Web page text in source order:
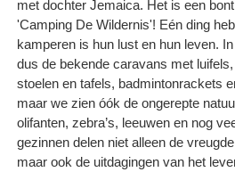
met dochter Jemaica. Het is een
'Camping De Wildernis'! Eén ding
kamperen is hun lust en hun leven.
dus de bekende caravans met
stoelen en tafels, badmintonrackets
maar we zien óók de ongerepte
olifanten, zebra’s, leeuwen en nog
gezinnen delen niet alleen de
maar ook de uitdagingen van het